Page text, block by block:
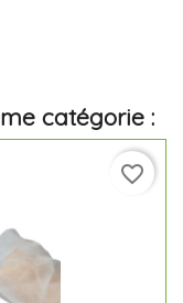
catégorie :
favorite_border